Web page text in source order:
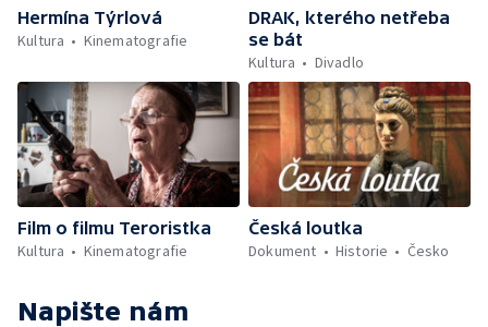
Hermína Týrlová
Kultura
Kinematografie
DRAK, kterého netřeba
se bát
Kultura
Divadlo
Film o filmu Teroristka
Kultura
Kinematografie
Česká loutka
Dokument
Historie Česko
Napište nám